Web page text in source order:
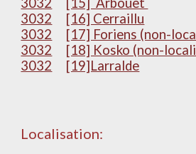
3032
[16] Cerraillu
3032
[17] Foriens (non-
3032
[18] Kosko (non-
3032
[19]Larralde
Localisation: